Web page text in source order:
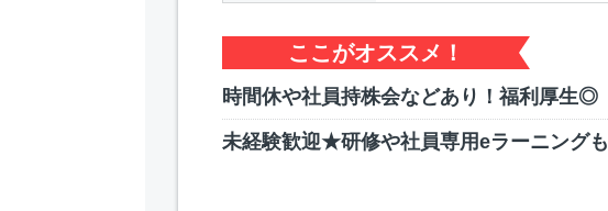
ここがオススメ！
時間休や社員持株会などあり！福利厚生◎
未経験歓迎★研修や社員専用eラーニングも